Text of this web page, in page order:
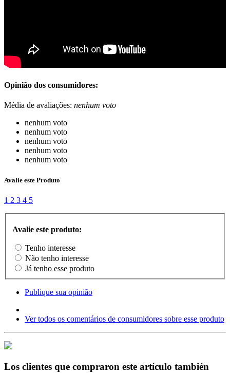
Opinião dos consumidores:
Média de avaliações: nenhum voto
nenhum voto
nenhum voto
nenhum voto
nenhum voto
nenhum voto
Avalie este Produto
1 2 3 4 5
Avalie este produto:
Tenho interesse
Não tenho interesse
Já tenho esse produto
Publique sua opinião
Ver todos os comentários de consumidores sobre esse produto
Los clientes que compraron este artículo también